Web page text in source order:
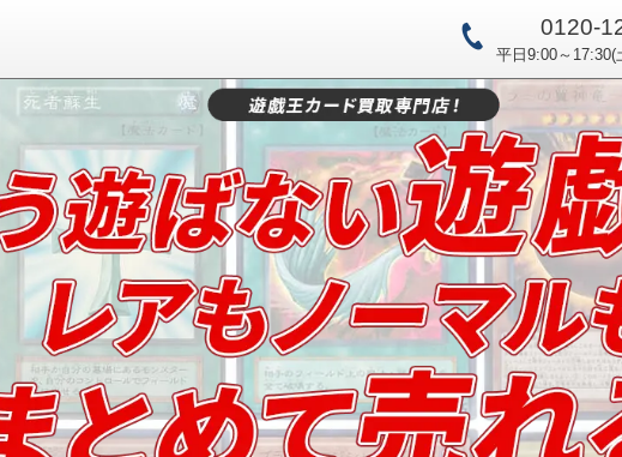
0120-
平日9:00～17:30(